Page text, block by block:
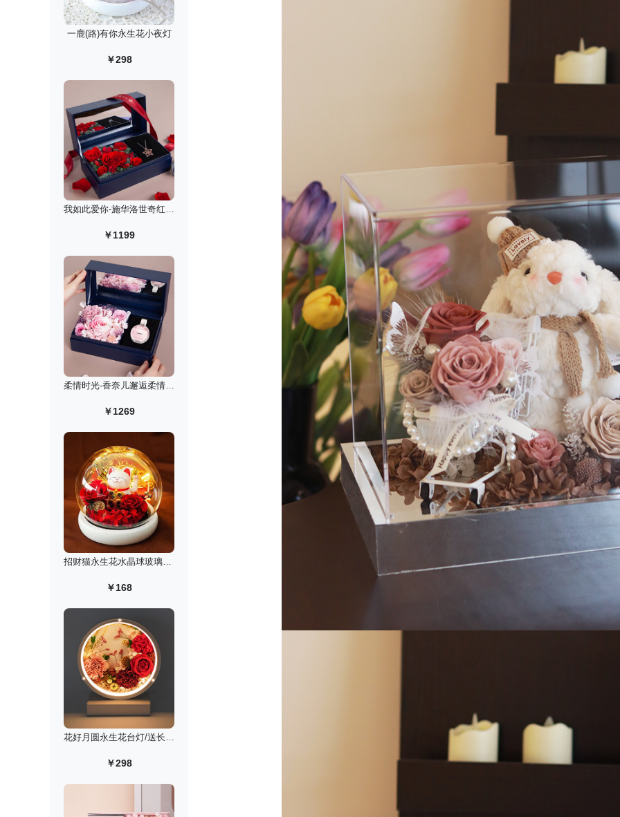
一鹿(路)有你永生花小夜灯
￥298
我如此爱你-施华洛世奇红色许愿星项链永生花礼盒
￥1199
￥1269
￥168
花好月圆永生花台灯/送长辈老师定制款
￥298